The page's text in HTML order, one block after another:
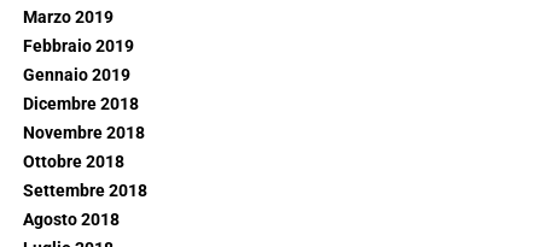
Marzo 2019
Febbraio 2019
Gennaio 2019
Dicembre 2018
Novembre 2018
Ottobre 2018
Settembre 2018
Agosto 2018